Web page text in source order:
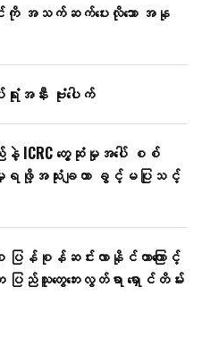
ကို အသက်ဆက်ပေးလိုသော အနု
အနီး ဗုံးပေါက်
နဲ့ ICRC တွေ့ဆုံမှုအပေါ် စစ်
ဖို့အသုံးချတာ ခွင့်မပြုသင့်
ြန်စုန်ဆင်းလာနိုင်တာကြောင့်
ပြည်သူတွေဘေးလွတ်ရာ ရှောင်တိမ်း